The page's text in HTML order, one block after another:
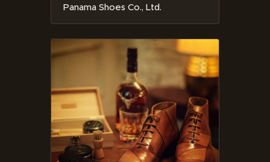
Panama Shoes Co., Ltd.